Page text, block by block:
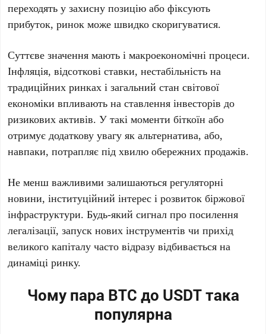
переходять у захисну позицію або фіксують
прибуток, ринок може швидко скоригуватися.
Суттєве значення мають і макроекономічні процеси.
Інфляція, відсоткові ставки, нестабільність на
традиційних ринках і загальний стан світової
економіки впливають на ставлення інвесторів до
ризикових активів. У такі моменти біткоїн або
отримує додаткову увагу як альтернатива, або,
навпаки, потрапляє під хвилю обережних продажів.
Не менш важливими залишаються регуляторні
новини, інституційний інтерес і розвиток біржової
інфраструктури. Будь-який сигнал про посилення
легалізації, запуск нових інструментів чи прихід
великого капіталу часто відразу відбивається на
динаміці ринку.
Чому пара BTC до USDT така
популярна